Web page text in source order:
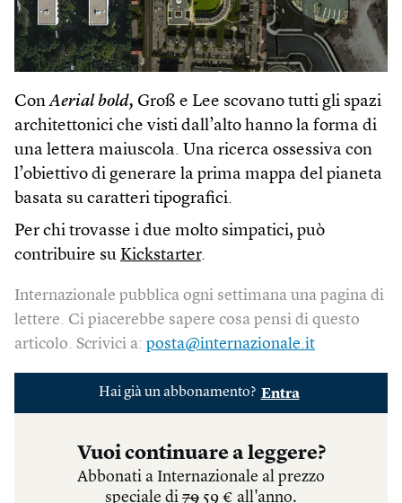
ConAerial bold, Groß e Lee scovano tutti gli spazi
architettonici che visti dall’alto hanno la forma di
una lettera maiuscola. Una ricerca ossessiva con
l’obiettivo di generare la prima mappa del pianeta
basata su caratteri tipografici.
Per chi trovasse i due molto simpatici, può
contribuire su Kickstarter.
Internazionale pubblica ogni settimana una pagina di
lettere. Ci piacerebbe sapere cosa pensi di questo
articolo. Scrivici a: posta@internazionale.it